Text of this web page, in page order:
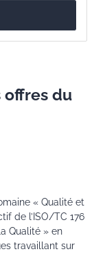
offres du
« Qualité et
de l’ISO/TC 176
Qualité » en
travaillant sur